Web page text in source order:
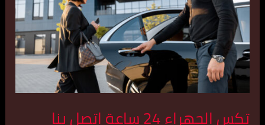
تكس الجهراء 24 ساعة اتصل بنا
اتصل
بنا
55179079